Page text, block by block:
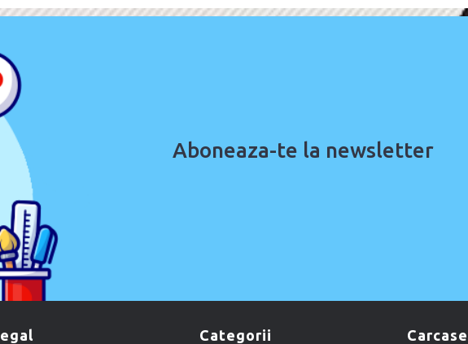
Aboneaza-te la newsletter
legal categorii